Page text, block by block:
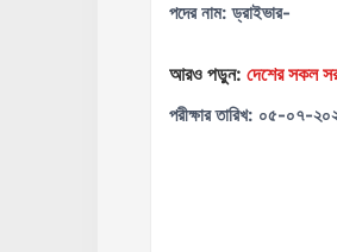
পদের নাম: ড্রাইভার-
আরও পড়ুন: দেশের সকল
পরীক্ষার তারিখ: ০৫-০৭-